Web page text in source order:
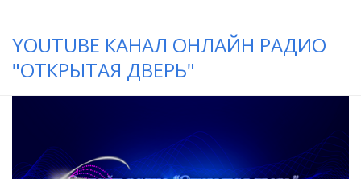
YOUTUBE КАНАЛ ОНЛАЙН РАДИО
"ОТКРЫТАЯ ДВЕРЬ"